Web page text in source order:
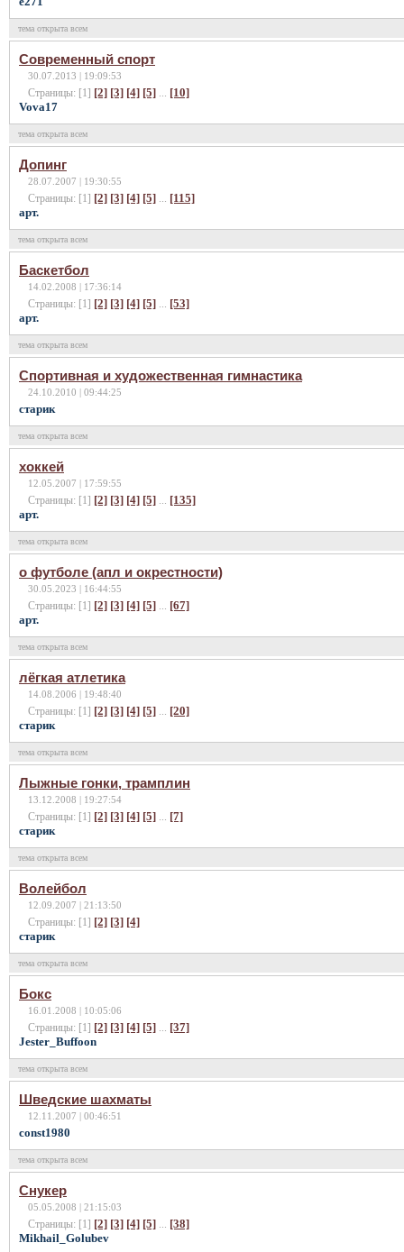
тема открыта всем
Современный спорт
30.07.2013 | 19:09:53
Страницы: [1] [2] [3] [4] [5] ... [10]
Vova17
тема открыта всем
Допинг
28.07.2007 | 19:30:55
Страницы: [1] [2] [3] [4] [5] ... [115]
арт.
тема открыта всем
Баскетбол
14.02.2008 | 17:36:14
Страницы: [1] [2] [3] [4] [5] ... [53]
арт.
тема открыта всем
Спортивная и художественная гимнастика
24.10.2010 | 09:44:25
cтарик
тема открыта всем
хоккей
12.05.2007 | 17:59:55
Страницы: [1] [2] [3] [4] [5] ... [135]
арт.
тема открыта всем
о футболе (апл и окрестности)
30.05.2023 | 16:44:55
Страницы: [1] [2] [3] [4] [5] ... [67]
арт.
тема открыта всем
лёгкая атлетика
14.08.2006 | 19:48:40
Страницы: [1] [2] [3] [4] [5] ... [20]
старик
тема открыта всем
Лыжные гонки, трамплин
13.12.2008 | 19:27:54
Страницы: [1] [2] [3] [4] [5] ... [7]
cтарик
тема открыта всем
Волейбол
12.09.2007 | 21:13:50
Страницы: [1] [2] [3] [4]
cтарик
тема открыта всем
Бокс
16.01.2008 | 10:05:06
Страницы: [1] [2] [3] [4] [5] ... [37]
Jester_Buffoon
тема открыта всем
Шведские шахматы
12.11.2007 | 00:46:51
const1980
тема открыта всем
Снукер
05.05.2008 | 21:15:03
Страницы: [1] [2] [3] [4] [5] ... [38]
Mikhail_Golubev